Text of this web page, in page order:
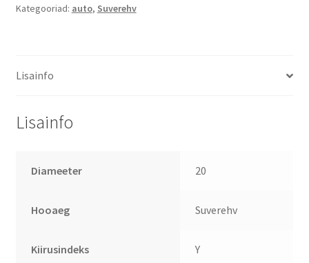
Kategooriad: auto, Suverehv
Lisainfo
Lisainfo
Diameeter 20
Hooaeg Suverehv
Kiirusindeks Y